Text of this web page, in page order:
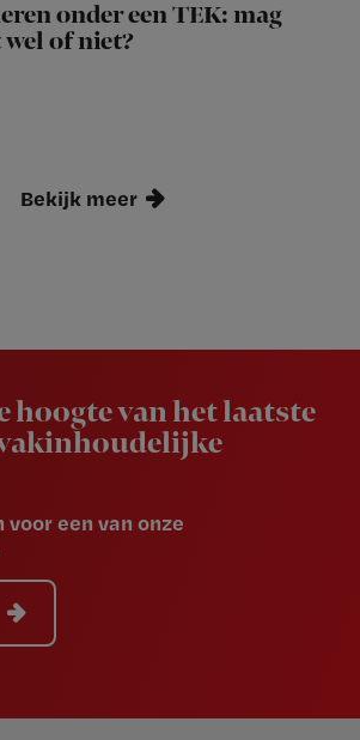
onder een TEK: mag
wel of niet?
Bekijk meer
hoogte van het laatste
een van onze